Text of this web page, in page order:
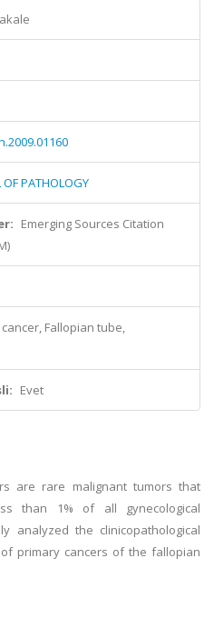
OF PATHOLOGY
Emerging Sources Citation
Fallopian tube,
Evet
are rare malignant tumors that
than 1% of all gynecological
analyzed the clinicopathological
primary cancers of the fallopian